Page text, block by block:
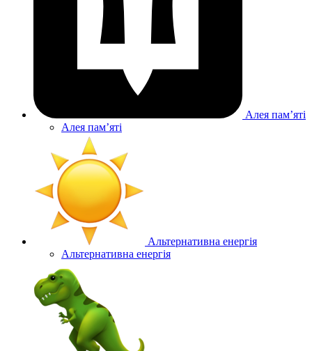
Алея памʼяті
Алея памʼяті
Альтернативна енергія
Альтернативна енергія